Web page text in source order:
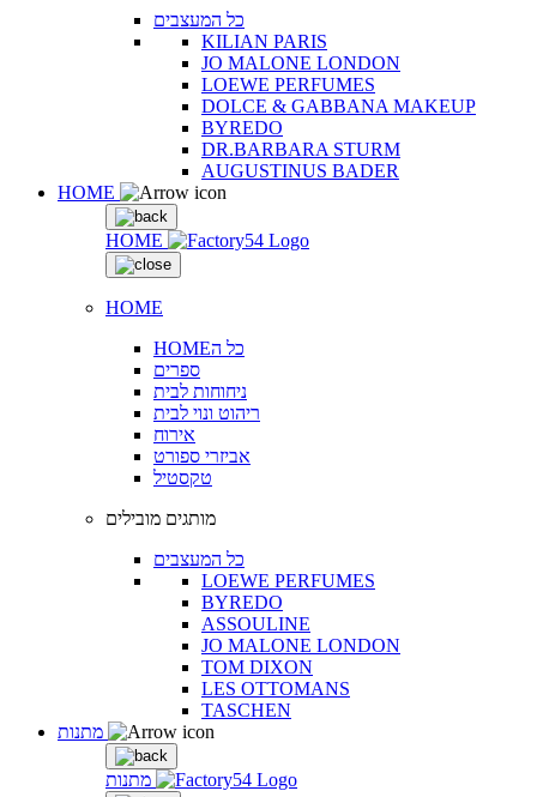
כל המעצבים
KILIAN PARIS
JO MALONE LONDON
LOEWE PERFUMES
DOLCE & GABBANA MAKEUP
BYREDO
DR.BARBARA STURM
AUGUSTINUS BADER
HOME
HOME
HOME
HOMEכל ה
ספרים
ניחוחות לבית
ריהוט ונוי לבית
אירוח
אביזרי ספורט
טקסטיל
מותגים מובילים
כל המעצבים
LOEWE PERFUMES
BYREDO
ASSOULINE
JO MALONE LONDON
TOM DIXON
LES OTTOMANS
TASCHEN
מתנות